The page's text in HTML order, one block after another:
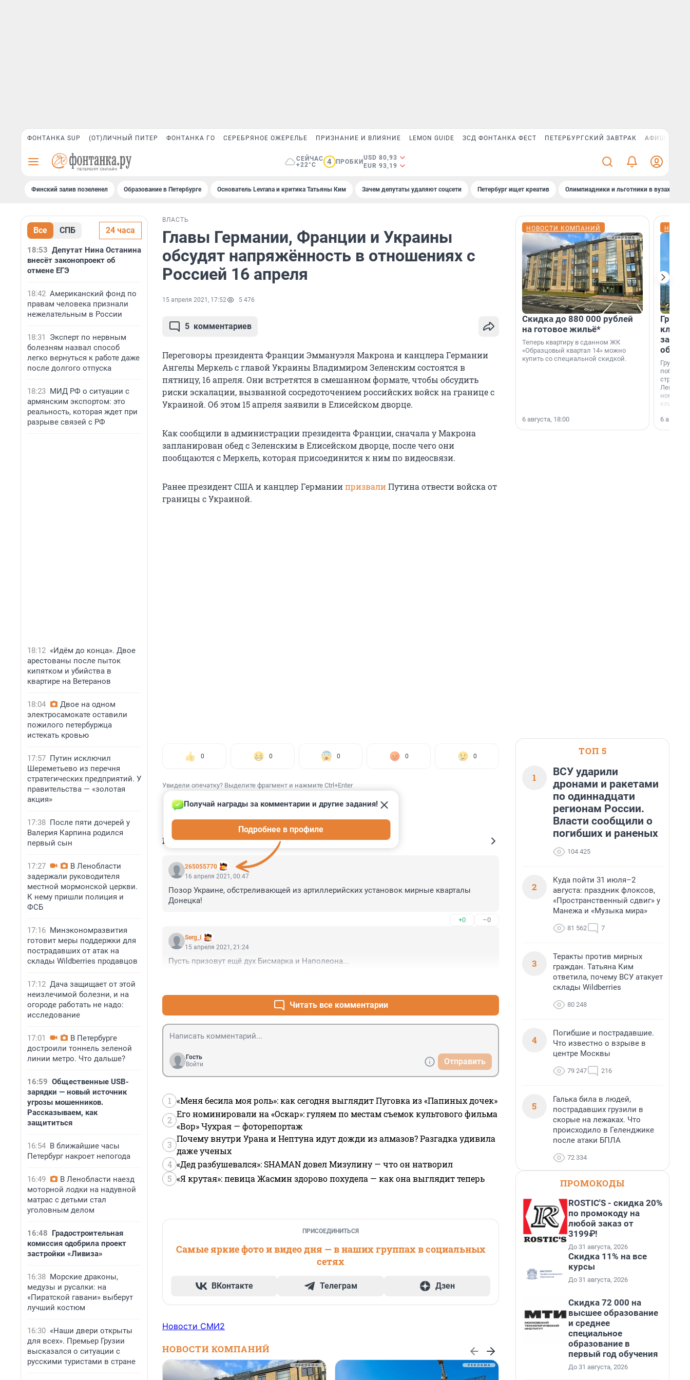
ФОНТАНКА SUP (ОТ)ЛИЧНЫЙ ПИТЕР ФОНТАНКА ГО СЕРЕБРЯНОЕ ОЖЕРЕЛЬЕ ПРИЗНАНИЕ И ВЛИЯНИЕ LEMON GUIDE ЗСД ФОНТАНКА ФЕСТ ПЕТЕРБУРГСКИЙ ЗАВТРАК АФИША PLUS
СЕЙЧАС
+22°C
4 ПРОБКИ
USD 80,93
EUR 93,19
Финский залив позеленел Образование в Петербурге Основатель Levrana и критика Татьяны Ким Зачем депутаты удаляют соцсети Петербург ищет креатив Олимпиадники и льготники в вузах СПб
Все СПБ 24 часа
18:53 Депутат Нина Останина
внесёт законопроект об
отмене ЕГЭ
18:42 Американский фонд по
правам человека признали
нежелательным в России
18:31
Эксперт по нервным
болезням назвал способ
легко вернуться к работе даже
после долгого отпуска
18:23 МИД РФ о ситуации с
армянским экспортом: это
реальность, которая ждет при
разрыве связей с РФ
18:12 «Идём до конца». Двое
арестованы после пыток
кипятком и убийства в
квартире на Ветеранов
18:04
Двое на одном
электросамокате оставили
пожилого петербуржца
истекать кровью
17:57 Путин исключил
Шереметьево из перечня
стратегических предприятий. У
правительства — «золотая
акция»
17:38 После пяти дочерей у
Валерия Карпина родился
первый сын
17:27
В Ленобласти
задержали руководителя
местной мормонской церкви.
К нему пришли полиция и
ФСБ
17:16 Минэкономразвития
готовит меры поддержки для
пострадавших от атак на
склады Wildberries продавцов
17:12 Дача защищает от этой
неизлечимой болезни, и на
огороде работать не надо:
исследование
17:01
В Петербурге
достроили тоннель зеленой
линии метро. Что дальше?
16:59 Общественные USB-
зарядки — новый источник
угрозы мошенников.
Рассказываем, как
защититься
16:54 В ближайшие часы
Петербург накроет непогода
16:49
В Ленобласти наезд
моторной лодки на надувной
матрас с детьми стал
уголовным делом
16:48 Градостроительная
комиссия одобрила проект
застройки «Ливиза»
16:38 Морские драконы,
медузы и русалки: на
«Пиратской гавани» выберут
лучший костюм
16:30 «Наши двери открыты
для всех». Премьер Грузии
высказался о ситуации с
русскими туристами в стране
ВЛАСТЬ
Главы Германии, Франции и Украины
обсудят напряжённость в отношениях с
Россией 16 апреля
15 апреля 2021, 17:52 5 476
5 комментариев
Переговоры президента Франции Эммануэля Макрона и канцлера Германии
Ангелы Меркель с главой Украины Владимиром Зеленским состоятся в
пятницу, 16 апреля. Они встретятся в смешанном формате, чтобы обсудить
риски эскалации, вызванной сосредоточением российских войск на границе с
Украиной. Об этом 15 апреля заявили в Елисейском дворце.
Как сообщили в администрации президента Франции, сначала у Макрона
запланирован обед с Зеленским в Елисейском дворце, после чего они
пообщаются с Меркель, которая присоединится к ним по видеосвязи.
Ранее президент США и канцлер ГерманиипризвалиПутина отвести войска от
границы с Украиной.
0 0 0 0 0
Увидели опечатку? Выделите фрагмент и нажмите Ctrl+Enter
КОММЕНТАРИИ 5
265055770
Получай награды за комментарии и другие задания!
Подробнее в профиле
16 апреля 2021, 00:47
Позор Украине, обстреливающей из артиллерийских установок мирные кварталы
Донецка!
+0 –0
Serg_I
15 апреля 2021, 21:24
Пусть призовут ещё дух Бисмарка и Наполеона...
Читать все комментарии
Гость
Войти
Отправить
1 «Меня бесила моя роль»: как сегодня выглядит Пуговка из «Папиных дочек»
2
Его номинировали на «Оскар»: гуляем по местам съемок культового фильма
«Вор» Чухрая — фоторепортаж
3
Почему внутри Урана и Нептуна идут дожди из алмазов? Разгадка удивила
даже ученых
4 «Дед разбушевался»: SHAMAN довел Мизулину — что он натворил
5 «Я крутая»: певица Жасмин здорово похудела — как она выглядит теперь
ПРИСОЕДИНИТЬСЯ
Самые яркие фото и видео дня — в наших группах в социальных
сетях
ВКонтакте Телеграм Дзен
Новости СМИ2
НОВОСТИ КОМПАНИЙ
НОВОСТИ КОМПАНИЙ
Скидка до 880 000 рублей
на готовое жильё*
Теперь квартиру в сданном ЖК
«Образцовый квартал 14» можно
купить со специальной скидкой.
6 августа, 18:00
Группа
области».
6
ТОП 5
1
ВСУ ударили
дронами и ракетами
по одиннадцати
регионам России.
Власти сообщили о
погибших и раненых
104 425
2
Куда пойти 31 июля–2
августа: праздник флоксов,
«Пространственный сдвиг» у
Манежа и «Музыка мира»
81 562 7
3
Теракты против мирных
граждан. Татьяна Ким
ответила, почему ВСУ атакует
склады Wildberries
80 248
4
Погибшие и пострадавшие.
Что известно о взрыве в
центре Москвы
79 247 216
5
Галька била в людей,
пострадавших грузили в
скорые на лежаках. Что
происходило в Геленджике
после атаки БПЛА
72 334
ПРОМОКОДЫ
ROSTIC'S - скидка 20%
по промокоду на
любой заказ от
3199₽!
До 31 августа, 2026
Скидка 11% на все
курсы
До 31 августа, 2026
Скидка 72 000 на
высшее образование
и среднее
специальное
образование в
первый год обучения
До 31 августа, 2026